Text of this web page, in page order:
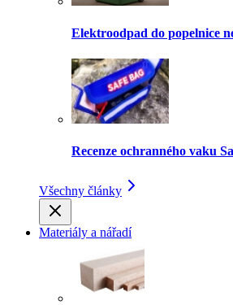
Elektroodpad do popelnice
Recenze ochranného vaku
Všechny články
Materiály a nářadí